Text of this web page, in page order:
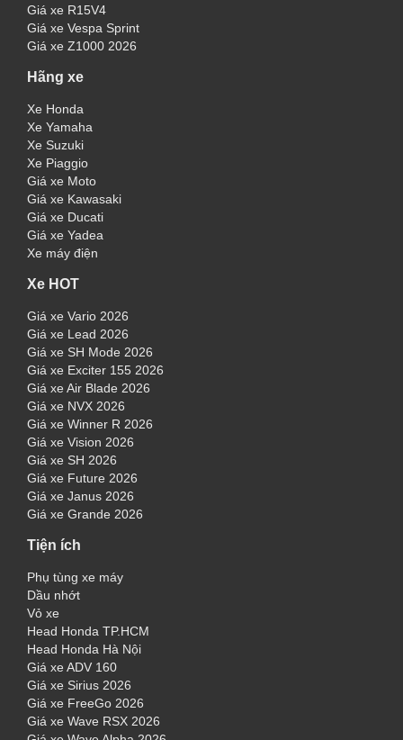
Giá xe R15V4
Giá xe Vespa Sprint
Giá xe Z1000 2026
Hãng xe
Xe Honda
Xe Yamaha
Xe Suzuki
Xe Piaggio
Giá xe Moto
Giá xe Kawasaki
Giá xe Ducati
Giá xe Yadea
Xe máy điện
Xe HOT
Giá xe Vario 2026
Giá xe Lead 2026
Giá xe SH Mode 2026
Giá xe Exciter 155 2026
Giá xe Air Blade 2026
Giá xe NVX 2026
Giá xe Winner R 2026
Giá xe Vision 2026
Giá xe SH 2026
Giá xe Future 2026
Giá xe Janus 2026
Giá xe Grande 2026
Tiện ích
Phụ tùng xe máy
Dầu nhớt
Vỏ xe
Head Honda TP.HCM
Head Honda Hà Nội
Giá xe ADV 160
Giá xe Sirius 2026
Giá xe FreeGo 2026
Giá xe Wave RSX 2026